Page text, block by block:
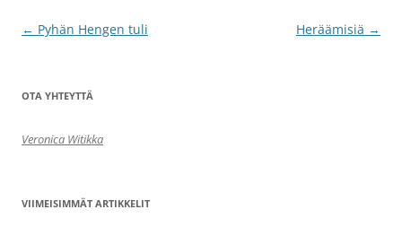
Artikkelien
← Pyhän Hengen tuli Heräämisiä →
OTA YHTEYTTÄ
Veronica Witikka
VIIMEISIMMÄT ARTIKKELIT